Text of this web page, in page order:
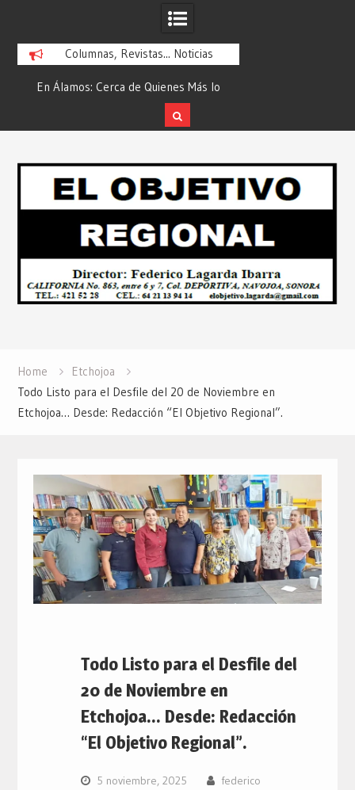
Columnas, Revistas... Noticias
En Álamos: Cerca de Quienes Más lo
Necesitan… Desde: Redacción “El
Objetivo Regional”.
ATTITUDE de
Home
Etchojoa
Todo Listo para el Desfile del 20 de Noviembre en
Etchojoa… Desde: Redacción “El Objetivo Regional”.
Todo Listo para el Desfile del
20 de Noviembre en
Etchojoa… Desde: Redacción
“El Objetivo Regional”.
5 noviembre, 2025
federico